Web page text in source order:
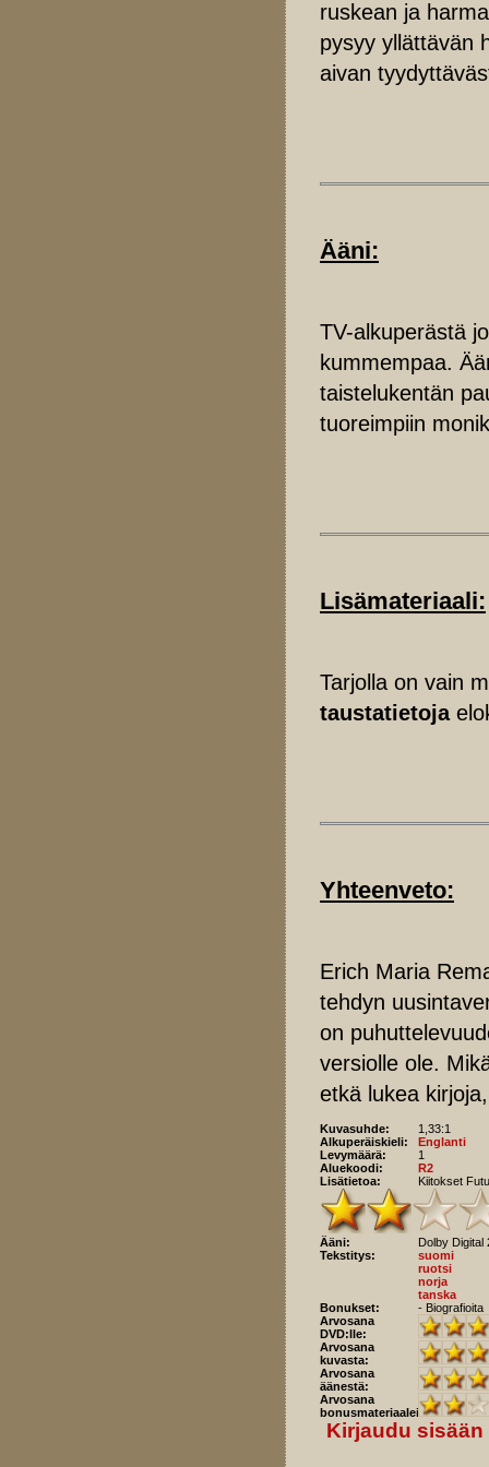
ruskean ja
pysyy yllättävän
aivan
Ääni:
TV-alkuperästä
kummempaa.
taistelukentän
tuoreimpiin
Lisämateriaali:
Tarjolla on vain
taustatietoja
Yhteenveto:
Erich Maria
tehdyn
on
versiolle ole.
etkä lukea
Kuvasuhde:
1,33:1
Alkuperäiskieli:
Englanti
Levymäärä:
1
Aluekoodi:
R2
Lisätietoa:
Kiitokset
Ääni:
Dolby Digital
Tekstitys:
suomi
ruotsi
norja
tanska
Bonukset:
- Biografioita
Arvosana
DVD:lle:
Arvosana
kuvasta:
Arvosana
äänestä:
Arvosana
bonusmateriaaleista:
Kirjaudu sisään